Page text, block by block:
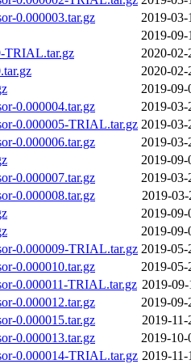
0.000003.tar.gz
2019-03-
2019-09-
TRIAL.tar.gz
2020-02-
2020-02-
2019-09-
0.000004.tar.gz
2019-03-
0.000005-TRIAL.tar.gz 2019-03-
0.000006.tar.gz
2019-03-
2019-09-
0.000007.tar.gz
2019-03-
0.000008.tar.gz
2019-
2019-09-
2019-09-
0.000009-TRIAL.tar.gz 2019-05-
0.000010.tar.gz
2019-05-
0.000011-TRIAL.tar.gz 2019-
0.000012.tar.gz
2019-09-
0.000015.tar.gz
2019-
0.000013.tar.gz
2019-10-
0.000014-TRIAL.tar.gz 2019-